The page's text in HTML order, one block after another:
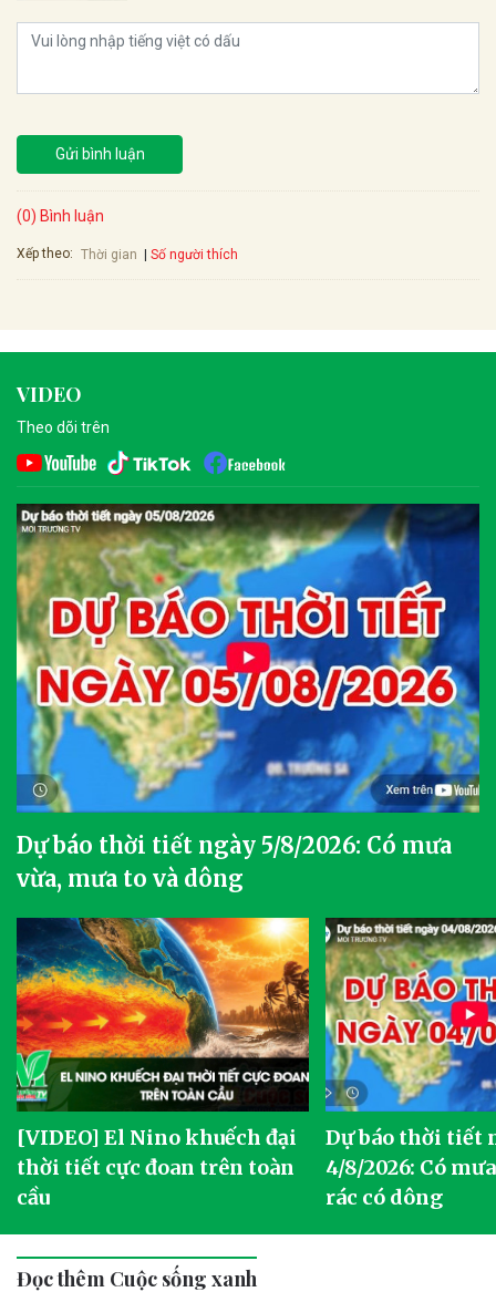
Gửi bình luận
(0) Bình luận
Xếp theo: Thời gian Số người thích
VIDEO
Theo dõi trên
Dự báo thời tiết ngày 5/8/2026: Có mưa
vừa, mưa to và dông
[VIDEO] El Nino khuếch đại
thời tiết cực đoan trên toàn
cầu
Dự báo thời tiết
4/8/2026: Có
rác có dông
Đọc thêm Cuộc sống xanh